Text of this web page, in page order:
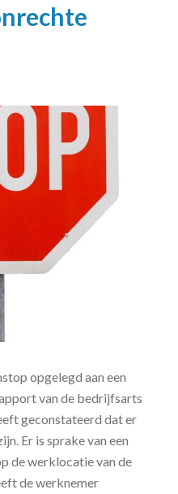
opgelegd aan een
van de bedrijfsarts
geconstateerd dat er
Er is sprake van een
de werklocatie van de
de werknemer